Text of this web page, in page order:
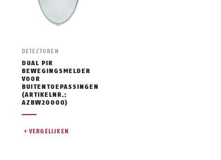
DETECTOREN
DUAL PIR
BEWEGINGSMELDER
VOOR
BUITENTOEPASSINGEN
(ARTIKELNR.:
AZBW20000)
VERGELIJKEN